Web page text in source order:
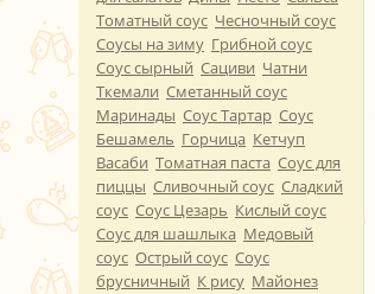
Томатный соус Чесночный соус
Соусы на зиму Грибной соус
Соус сырный Сациви Чатни
Ткемали Сметанный соус
Маринады Соус Тартар Соус
Бешамель Горчица Кетчуп
Васаби Томатная паста Соус для
пиццы Сливочный соус Сладкий
соус Соус Цезарь Кислый соус
Соус для шашлыка Медовый
соус Острый соус Соус
брусничный К рису Майонез